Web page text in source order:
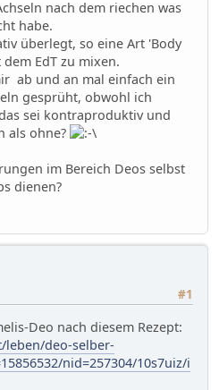
nach dem riechen was
habe.
überlegt, so eine Art 'Body
EdT zu mixen.
ab und an mal einfach ein
gesprüht, obwohl ich
sei kontraproduktiv und
als ohne?
im Bereich Deos selbst
dienen?
#1
Deo nach diesem Rezept:
leben/deo-selber-
nid=257304/10s7uiz/i